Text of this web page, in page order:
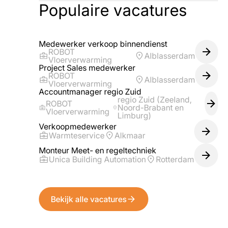
Populaire vacatures
Medewerker verkoop binnendienst
ROBOT
Vloerverwarming
Alblasserdam
Project Sales medewerker
ROBOT
Vloerverwarming
Alblasserdam
Accountmanager regio Zuid
ROBOT
Vloerverwarming
regio Zuid (Zeeland,
Noord-Brabant en
Limburg)
Verkoopmedewerker
Warmteservice
Alkmaar
Monteur Meet- en regeltechniek
Unica Building Automation
Rotterdam
Bekijk alle vacatures